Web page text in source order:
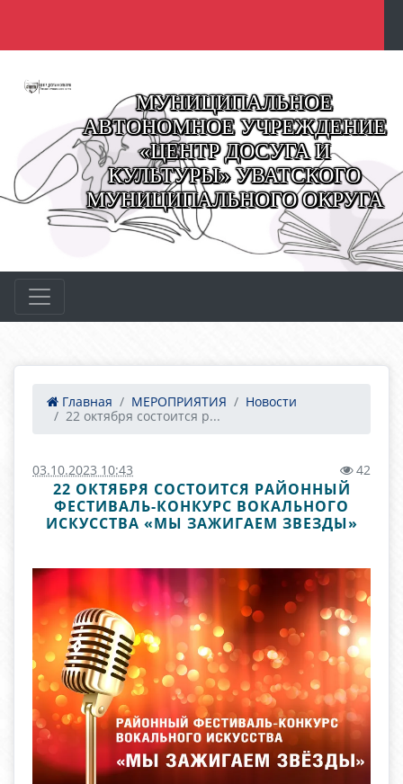
МУНИЦИПАЛЬНОЕ
АВТОНОМНОЕ УЧРЕЖДЕНИЕ
«ЦЕНТР ДОСУГА И
КУЛЬТУРЫ» УВАТСКОГО
МУНИЦИПАЛЬНОГО ОКРУГА
Главная МЕРОПРИЯТИЯ
Новости
22 октября состоится р...
03.10.2023 10:43 42
22 ОКТЯБРЯ СОСТОИТСЯ РАЙОННЫЙ
ФЕСТИВАЛЬ-КОНКУРС ВОКАЛЬНОГО
ИСКУССТВА «МЫ ЗАЖИГАЕМ ЗВЕЗДЫ»